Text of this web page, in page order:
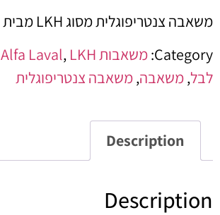
משאבה צנטריפוגלית מסוג LKH מבית Alfa Laval
Category: משאבות Alfa Laval, LKH
לבל,משאבה,משאבה צנטריפוגלית
Description
Description